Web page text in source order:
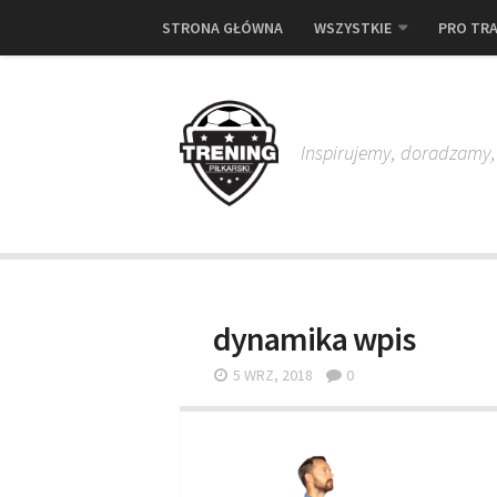
STRONA GŁÓWNA WSZYSTKIE PRO
Inspirujemy,
dynamika wpis
5 WRZ, 2018 0